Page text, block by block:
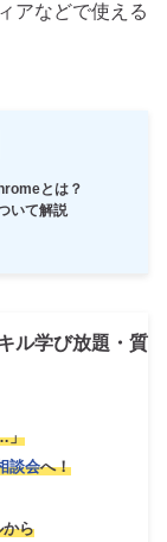
アなどで使える
とは？
いて解説
ル学び放題・質
」
談会へ！
ら